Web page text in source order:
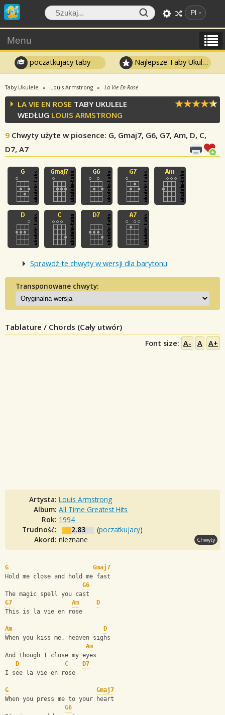
Pl
Menu
poczatkujacy taby Najlepsze Taby Ukulele
Taby Ukulele Louis Armstrong La Vie En Rose
LA VIE EN ROSE TABY UKULELE
WEDŁUG LOUIS ARMSTRONG
9 Chwyty użyte w piosence: G, Gmaj7, G6, G7, Am, D, C,
D7, A7
Sprawdź te chwyty w wersji dla barytonu
Transponowane chwyty:
Tablature / Chords (Cały utwór)
Font size: A- A A+
Artysta: Louis Armstrong
Album: All Time Greatest Hits
Rok: 1994
Trudność:
2.83 (poczatkujacy)
Akord: nieznane Chwyty
G
Gmaj7
Hold me close and hold me fast
G6
The magic spell you cast
G7
Am
D
This is la vie en rose
Am
D
When you kiss me, heaven sighs
Am
And though I close my eyes
D
C
D7
I see la vie en rose
G
Gmaj7
When you press me to your heart
G6